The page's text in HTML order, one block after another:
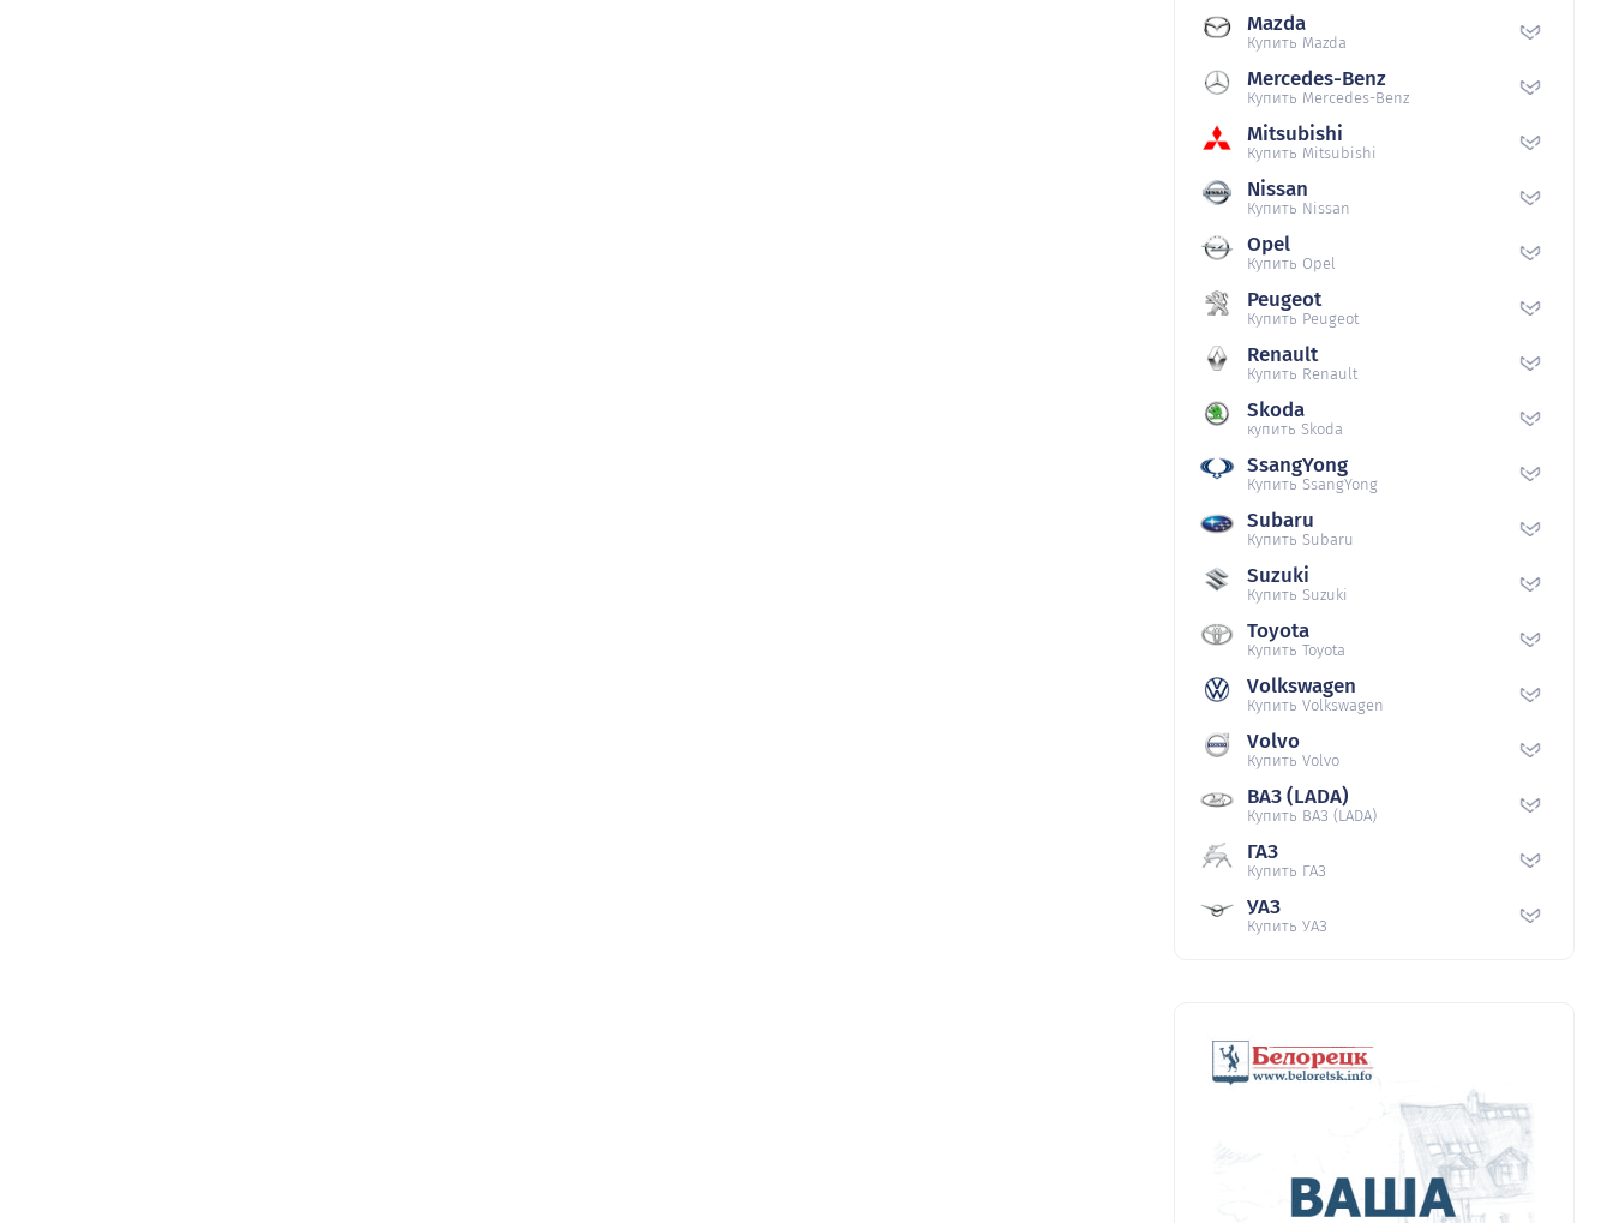
Mazda
Купить Mazda
Mercedes-Benz
Купить Mercedes-Benz
Mitsubishi
Купить Mitsubishi
Nissan
Купить Nissan
Opel
Купить Opel
Peugeot
Купить Peugeot
Renault
Купить Renault
Skoda
купить Skoda
SsangYong
Купить SsangYong
Subaru
Купить Subaru
Suzuki
Купить Suzuki
Toyota
Купить Toyota
Volkswagen
Купить Volkswagen
Volvo
Купить Volvo
ВАЗ (LADA)
Купить ВАЗ (LADA)
ГАЗ
Купить ГАЗ
УАЗ
Купить УАЗ